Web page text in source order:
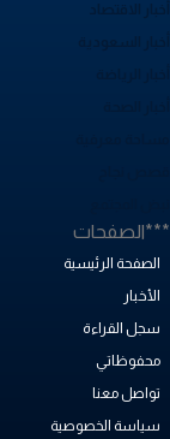
الاقتصاد
الصفحة الرئيسية
الأخبار
سجل القراءة
محفوظاتي
تواصل معنا
سياسة الخصوصية